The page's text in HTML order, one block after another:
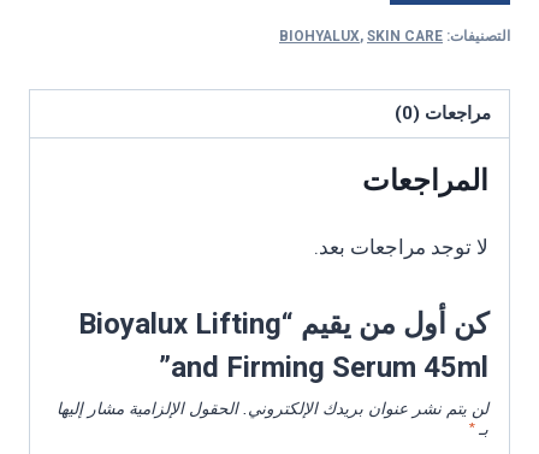
التصنيفات: BIOHYALUX, SKIN CARE
مراجعات (0)
المراجعات
لا توجد مراجعات بعد.
كن أول من يقيم “Bioyalux Lifting
and Firming Serum 45ml”
لن يتم نشر عنوان بريدك الإلكتروني. الحقول الإلزامية مشار إليها
بـ*